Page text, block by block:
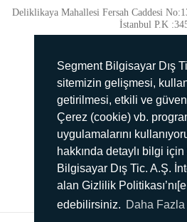
Segment Bilgisayar Dış
sitemizin gelişmesi,
getirilmesi, etkili ve
Çerez (cookie) vb.
uygulamalarını
hakkında detaylı bilgi
Bilgisayar Dış Tic. A.Ş.
alan Gizlilik
edebilirsiniz. Daha Fazla
Deliklikaya Mahallesi Fersah Caddesi
İstanbul P.K
Güvenlik
KVKK
Gizlilik
Aydınlatma
İmha
444 78